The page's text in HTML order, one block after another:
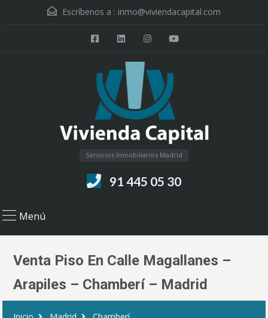
Escríbenos a : inmo@viviendacapital.com
Servicios Inmobiliarios Madrid
91 445 05 30
Menú
Venta Piso En Calle Magallanes –
Arapiles – Chamberí – Madrid